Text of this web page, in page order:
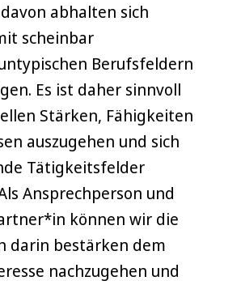
abhalten sich
scheinbar
Berufsfeldern
Es ist daher sinnvoll
Stärken, Fähigkeiten
auszugehen und sich
Tätigkeitsfelder
Ansprechperson und
können wir die
darin bestärken dem
nachzugehen und